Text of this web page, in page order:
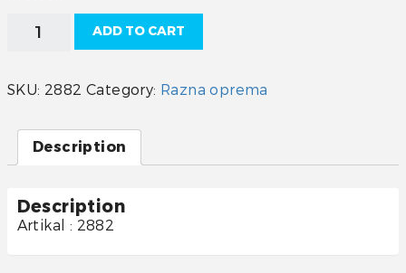
Austrijska
zastava
X
45
quantity
ADD TO CART
SKU: 2882 Category: Razna oprema
Description
Description
Artikal : 2882